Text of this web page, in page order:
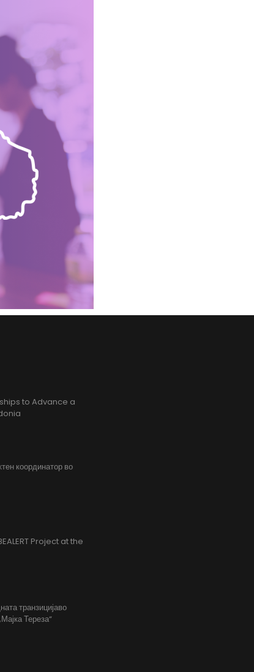
to Advance a
координатор во
Project at the
транзицијаво
Тереза“